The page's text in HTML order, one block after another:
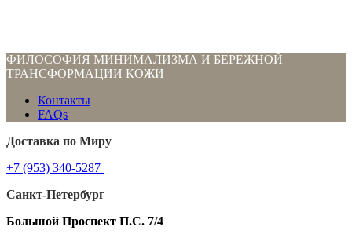
ФИЛОСОФИЯ МИНИМАЛИЗМА И БЕРЕЖНОЙ
ТРАНСФОРМАЦИИ КОЖИ
Контакты
FAQs
Доставка по Миру
+7 (953) 340-5287
Санкт-Петербург
Большой Проспект П.С. 7/4